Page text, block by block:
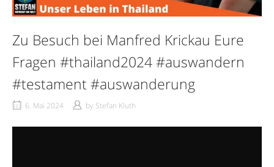
Zu Besuch bei Manfred Krickau Eure
Fragen #thailand2024 #auswandern
#testament #auswanderung
6. Mai 2024 by Stefan Kluth